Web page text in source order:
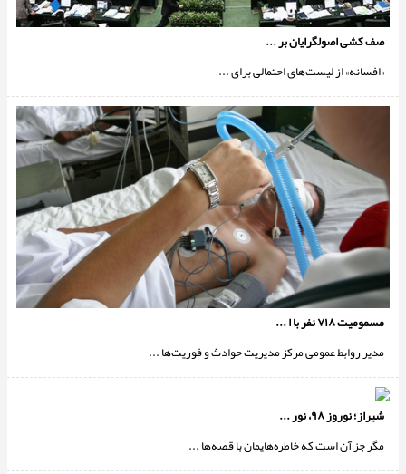
صف کشی اصولگرایان بر ...
«افسانه» از لیست‌های احتمالی برای ...
مسمومیت ۷۱۸ نفر با ا ...
مدیر روابط عمومی مرکز مدیریت حوادث و فوریت‌ها ...
شیراز؛ نوروز ۹۸، نور ...
مگر جز آن است که خاطره‌هایمان با قصه‌ها ...